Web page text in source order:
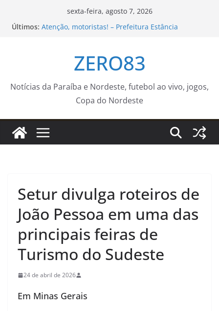
sexta-feira, agosto 7, 2026
Últimos: Atenção, motoristas! – Prefeitura Estância
chamada internacional Fapesp–NRF – IFSP
Fundação Campeões do Amanhã amplia
amistoso em Natal
Prefeitura de Nova Iguaçu instala Gabinete de
Crise e reforça ações preventivas diante da
Desmatamento na Amazônia cai 36,87% no último
ano
ZERO83
Notícias da Paraíba e Nordeste, futebol ao vivo, jogos,
Copa do Nordeste
Setur divulga roteiros de
João Pessoa em uma das
principais feiras de
Turismo do Sudeste
24 de abril de 2026
Em Minas Gerais